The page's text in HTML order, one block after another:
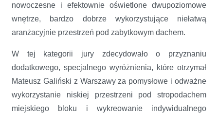
nowoczesne i efektownie oświetlone dwupoziomowe
wnętrze, bardzo dobrze wykorzystujące niełatwą
aranżacyjnie przestrzeń pod zabytkowym dachem.
W tej kategorii jury zdecydowało o przyznaniu
dodatkowego, specjalnego wyróżnienia, które otrzymał
Mateusz Galiński z Warszawy za pomysłowe i odważne
wykorzystanie niskiej przestrzeni pod stropodachem
miejskiego bloku i wykreowanie indywidualnego